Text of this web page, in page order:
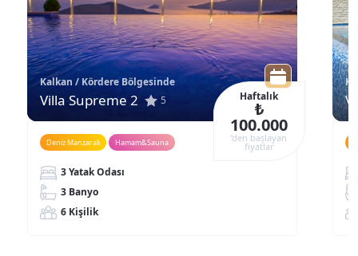
Kalkan / Kördere Bölgesinde
Villa Supreme 2 5 Haftalık
₺
100.000
‘den başlayan
fiyatlar
Deniz Manzaralı Hamam&Sauna
3 Yatak Odası
3 Banyo
6 Kişilik